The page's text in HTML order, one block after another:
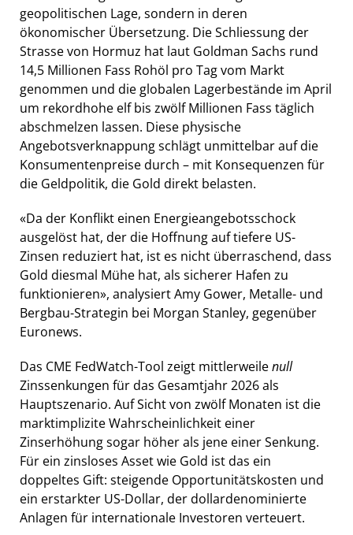
geopolitischen Lage, sondern in deren
ökonomischer Übersetzung. Die Schliessung der
Strasse von Hormuz hat laut Goldman Sachs rund
14,5 Millionen Fass Rohöl pro Tag vom Markt
genommen und die globalen Lagerbestände im April
um rekordhohe elf bis zwölf Millionen Fass täglich
abschmelzen lassen. Diese physische
Angebotsverknappung schlägt unmittelbar auf die
Konsumentenpreise durch – mit Konsequenzen für
die Geldpolitik, die Gold direkt belasten.
«Da der Konflikt einen Energieangebotsschock
ausgelöst hat, der die Hoffnung auf tiefere US-
Zinsen reduziert hat, ist es nicht überraschend, dass
Gold diesmal Mühe hat, als sicherer Hafen zu
funktionieren», analysiert Amy Gower, Metalle- und
Bergbau-Strategin bei Morgan Stanley, gegenüber
Euronews.
Das CME FedWatch-Tool zeigt mittlerweilenull
Zinssenkungen für das Gesamtjahr 2026 als
Hauptszenario. Auf Sicht von zwölf Monaten ist die
marktimplizite Wahrscheinlichkeit einer
Zinserhöhung sogar höher als jene einer Senkung.
Für ein zinsloses Asset wie Gold ist das ein
doppeltes Gift: steigende Opportunitätskosten und
ein erstarkter US-Dollar, der dollardenominierte
Anlagen für internationale Investoren verteuert.